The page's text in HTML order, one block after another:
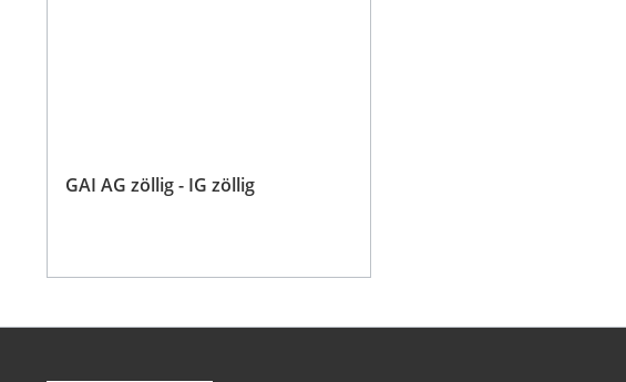
GAI AG zöllig - IG zöllig